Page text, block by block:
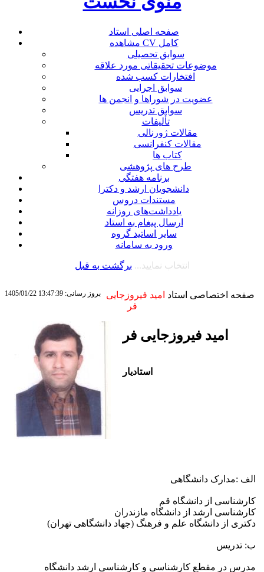
صفحه اصلی استاد
مشاهده CV کامل
سوابق تحصیلی
موضوعات تحقیقاتی مورد علاقه
افتخارات کسب شده
سوابق اجرایی
عضویت در شوراها و انجمن ها
سوابق تدریس
تألیفات
مقالات ژورنالی
مقالات کنفرانسی
کتاب ها
طرح های پژوهشی
برنامه هفتگی
دانشجویان ارشد و دکترا
مستندات دروس
یادداشت‌های روزانه
ارسال پیغام به استاد
سایر اساتید گروه
ورود به سامانه
انتخاب نمایید... برگشت به قبل
بروز رسانی: 13:47:39 1405/01/22 صفحه اختصاصی استاد امید فیروزجایی
فر
امید فیروزجایی فر
استادیار
الف :مدارک دانشگاهی
کارشناسی از دانشگاه قم
کارشناسی ارشد از دانشگاه مازندران
دکتری از دانشگاه علم و فرهنگ (جهاد دانشگاهی تهران)
ب: تدریس